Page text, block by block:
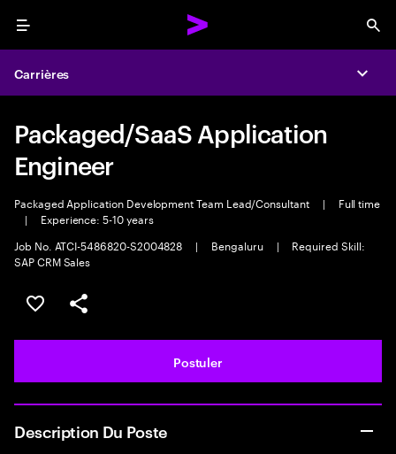
Menu
Carrières
Packaged/SaaS Application
Engineer
Packaged Application Development Team Lead/Consultant |
Full time
|
Experience: 5-10 years
Job No. ATCI-5486820-S2004828
| Bengaluru |
Required Skill:
SAP CRM Sales
Sélectionner pour enregistrer l'annonce
PARTAGER
Postuler
Description Du Poste